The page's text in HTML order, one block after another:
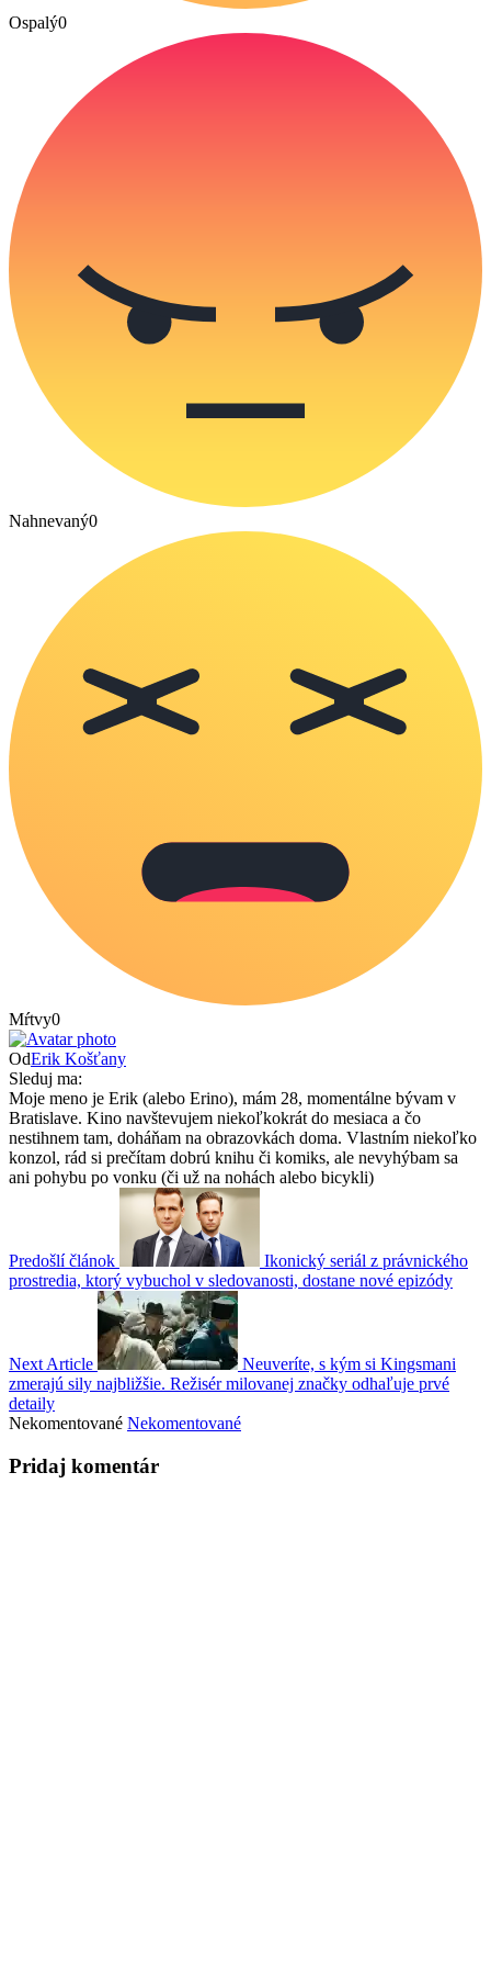
Ospalý0
Nahnevaný0
Mŕtvy0
OdErik Košťany
Sleduj ma:
Moje meno je Erik (alebo Erino), mám 28, momentálne bývam v
Bratislave. Kino navštevujem niekoľkokrát do mesiaca a čo
nestihnem tam, doháňam na obrazovkách doma. Vlastním niekoľko
konzol, rád si prečítam dobrú knihu či komiks, ale nevyhýbam sa
ani pohybu po vonku (či už na nohách alebo bicykli)
Predošlí článok
Ikonický seriál z právnického
prostredia, ktorý vybuchol v sledovanosti, dostane nové epizódy
Next Article
Neuveríte, s kým si Kingsmani
zmerajú sily najbližšie. Režisér milovanej značky odhaľuje prvé
detaily
Nekomentované Nekomentované
Pridaj komentár